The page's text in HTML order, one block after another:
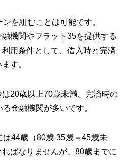
を組むことは可能です。
機関やフラット35を提供する
用条件として、借入時と完済
す。
20歳以上70歳未満、完済時の
金融機関が多いです。
44歳（80歳-35歳＝45歳未
ばなりませんが、80歳までに